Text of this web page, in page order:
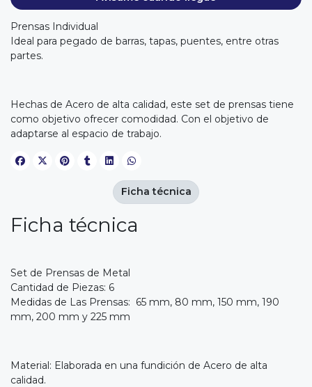
Prensas Individual
Ideal para pegado de barras, tapas, puentes, entre otras
partes.
Hechas de Acero de alta calidad, este set de prensas tiene
como objetivo ofrecer comodidad. Con el objetivo de
adaptarse al espacio de trabajo.
Ficha técnica
Set de Prensas de Metal
Cantidad de Piezas: 6
Medidas de Las Prensas: 65 mm, 80 mm, 150 mm, 190
mm, 200 mm y 225 mm
Material: Elaborada en una fundición de Acero de alta
calidad.
Ficha técnica